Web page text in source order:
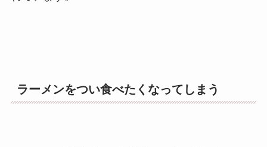
ラーメンをつい食べたくなってしまう